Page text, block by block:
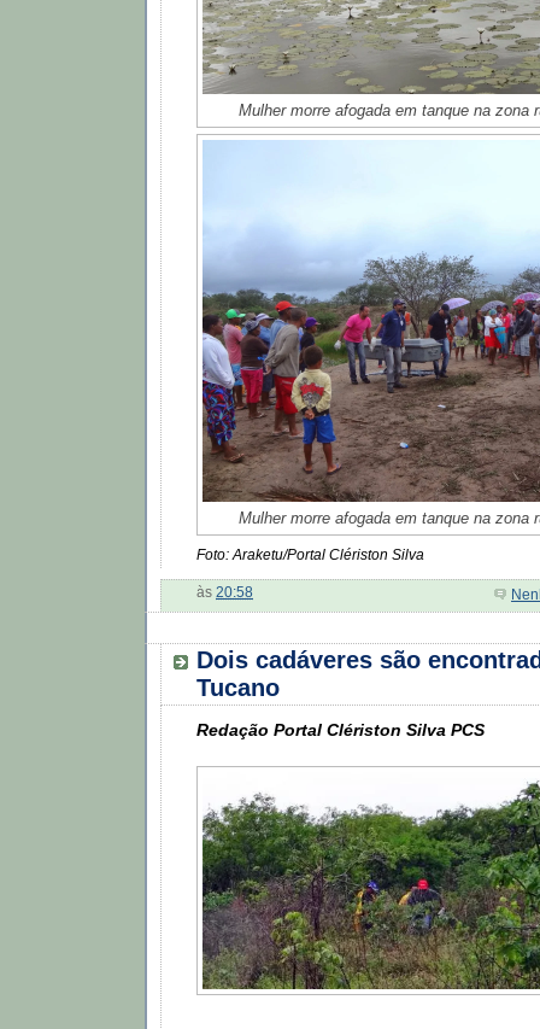
Mulher morre afogada em tanque na zona
Mulher morre afogada em tanque na zona
Foto: Araketu/Portal Clériston Silva
às 20:58
Dois cadáveres são
Tucano
Redação Portal Clériston Silva PCS